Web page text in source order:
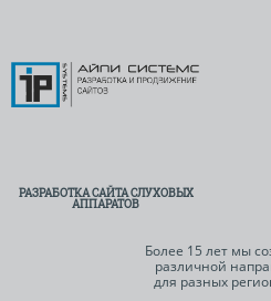
РАЗРАБОТКА САЙТА СЛУХОВЫХ
АППАРАТОВ
Более 15 лет мы
различной
для разных